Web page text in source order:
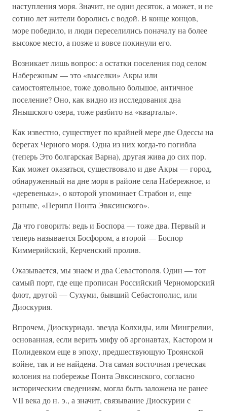
наступления моря. Значит, не один десяток, а может, и не
сотню лет жители боролись с водой. В конце концов,
море победило, и люди переселились поначалу на более
высокое место, а позже и вовсе покинули его.
Возникает лишь вопрос: а остатки поселения под селом
Набережным — это «выселки» Акры или
самостоятельное, тоже довольно большое, античное
поселение? Оно, как видно из исследования дна
Янышского озера, тоже разбито на «кварталы».
Как известно, существует по крайней мере две Одессы на
берегах Черного моря. Одна из них когда-то погибла
(теперь Это болгарская Варна), другая жива до сих пор.
Как может оказаться, существовало и две Акры — город,
обнаруженный на дне моря в районе села Набережное, и
«деревенька», о которой упоминает Страбон и, еще
раньше, «Перипл Понта Эвксинского».
Да что говорить: ведь и Боспора — тоже два. Первый и
теперь называется Босфором, а второй — Боспор
Киммерийский, Керченский пролив.
Оказывается, мы знаем и два Севастополя. Один — тот
самый порт, где еще прописан Российский Черноморский
флот, другой — Сухуми, бывший Себастополис, или
Диоскурия.
Впрочем, Диоскуриада, звезда Колхиды, или Мингрелии,
основанная, если верить мифу об аргонавтах, Кастором и
Полидевком еще в эпоху, предшествующую Троянской
войне, так и не найдена. Эта самая восточная греческая
колония на побережье Понта Эвксинского, согласно
историческим сведениям, могла быть заложена не ранее
VII века до н. э., а значит, связывание Диоскурии с